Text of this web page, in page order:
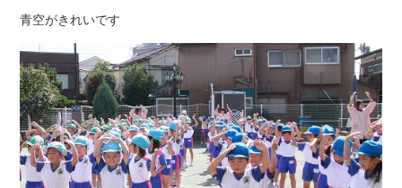
青空がきれいです